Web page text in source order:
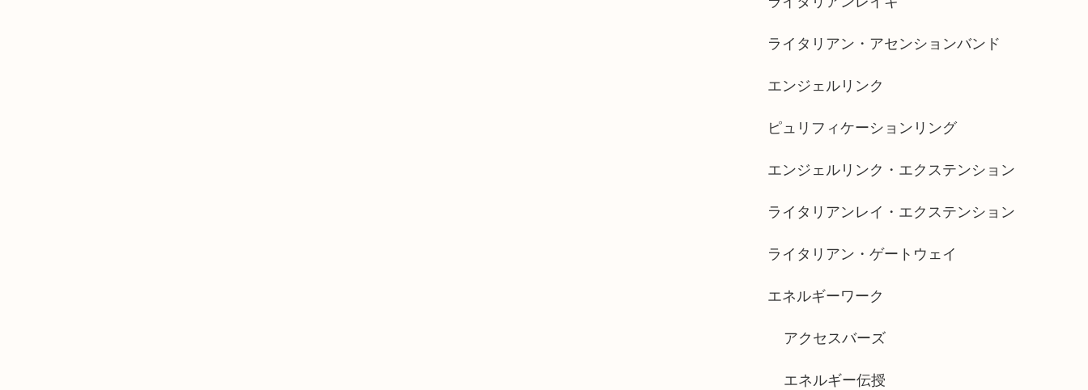
ライタリアン・アセンションバンド
エンジェルリンク
ピュリフィケーションリング
エンジェルリンク・エクステンション
ライタリアンレイ・エクステンション
ライタリアン・ゲートウェイ
エネルギーワーク
アクセスバーズ
エネルギー伝授